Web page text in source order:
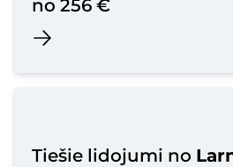
no 256 €
Tiešie lidojumi no